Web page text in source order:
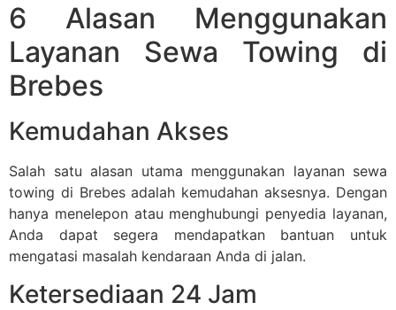
6 Alasan Menggunakan
Layanan Sewa Towing di
Brebes
Kemudahan Akses
Salah satu alasan utama menggunakan layanan sewa
towing di Brebes adalah kemudahan aksesnya. Dengan
hanya menelepon atau menghubungi penyedia layanan,
Anda dapat segera mendapatkan bantuan untuk
mengatasi masalah kendaraan Anda di jalan.
Ketersediaan 24 Jam